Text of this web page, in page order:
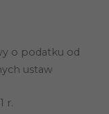
o podatku od
ustaw
r.
cookie,
funkcje
ze